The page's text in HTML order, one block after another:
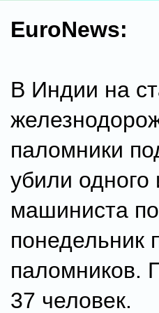
EuroNews:
В Индии на
паломники
убили одного
машиниста
понедельник
паломников.
37 человек.